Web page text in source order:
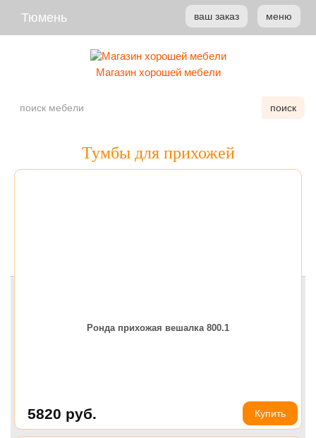
ваш заказ меню
Тюмень
Магазин хорошей мебели
поиск
Тумбы для прихожей
Ронда прихожая вешалка 800.1
5820 руб. Купить